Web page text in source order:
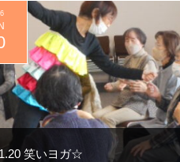
笑いヨガ☆